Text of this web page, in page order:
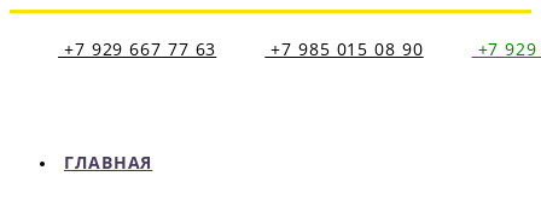
Перейти
содержимому
+7 929 667 77 63 +7 985 015 08 90 +7
ГЛАВНАЯ